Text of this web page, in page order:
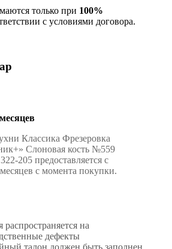
только при 100%
с условиями договора.
Классика Фрезеровка
Слоновая кость №559
205 предоставляется с
с момента покупки.
распространяется на
дефекты